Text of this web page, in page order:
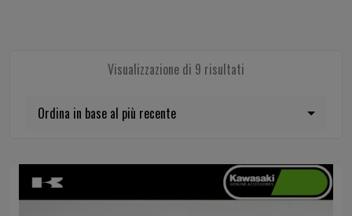
Visualizzazione di 9 risultati